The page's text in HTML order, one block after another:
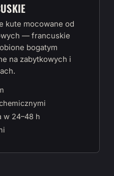
kute mocowane od
— francuskie
bogatym
na zabytkowych i
w 24–48 h